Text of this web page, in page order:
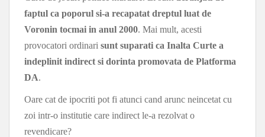
faptul ca poporul si-a recapatat dreptul luat de
Voronin tocmai in anul 2000. Mai mult, acesti
provocatori ordinari sunt suparati ca Inalta Curte a
indeplinit indirect si dorinta promovata de Platforma
DA.
Oare cat de ipocriti pot fi atunci cand arunc neincetat cu
zoi intr-o institutie care indirect le-a rezolvat o
revendicare?